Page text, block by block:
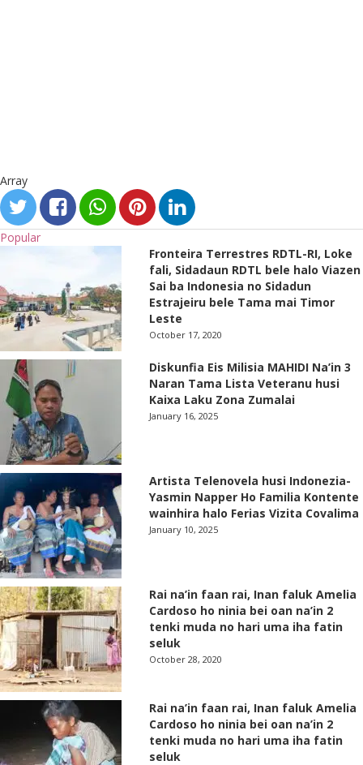
Array
Popular
Fronteira Terrestres RDTL-RI, Loke
fali, Sidadaun RDTL bele halo Viazen
Sai ba Indonesia no Sidadun
Estrajeiru bele Tama mai Timor
Leste
October 17, 2020
Diskunfia Eis Milisia MAHIDI Na’in 3
Naran Tama Lista Veteranu husi
Kaixa Laku Zona Zumalai
January 16, 2025
Artista Telenovela husi Indonezia-
Yasmin Napper Ho Familia Kontente
wainhira halo Ferias Vizita Covalima
January 10, 2025
Rai na’in faan rai, Inan faluk Amelia
Cardoso ho ninia bei oan na’in 2
tenki muda no hari uma iha fatin
seluk
October 28, 2020
Rai na’in faan rai, Inan faluk Amelia
Cardoso ho ninia bei oan na’in 2
tenki muda no hari uma iha fatin
seluk